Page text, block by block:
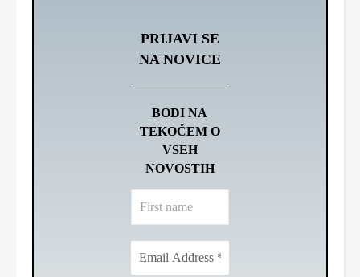
PRIJAVI SE
NA NOVICE
BODI NA
TEKOČEM O
VSEH
NOVOSTIH
name
Address